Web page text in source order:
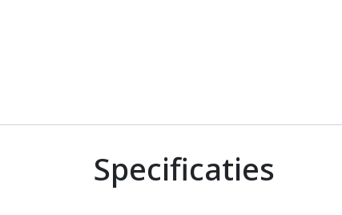
Specificaties